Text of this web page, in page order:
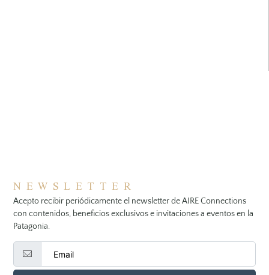
NEWSLETTER
Acepto recibir periódicamente el newsletter de AIRE Connections
con contenidos, beneficios exclusivos e invitaciones a eventos en la
Patagonia.